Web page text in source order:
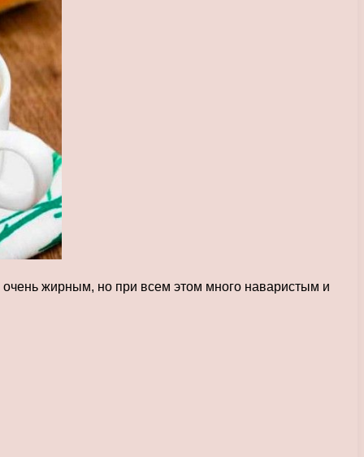
жирным, но при всем этом много наваристым и